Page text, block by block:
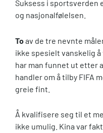
Suksess i sportsverden
og nasjonalfølelsen.
Toav de tre nevnte
ikke spesielt vanskelig
har man funnet ut etter
handler om å tilby FIFA
greie fint.
Å kvalifisere seg til et
ikke umulig. Kina var